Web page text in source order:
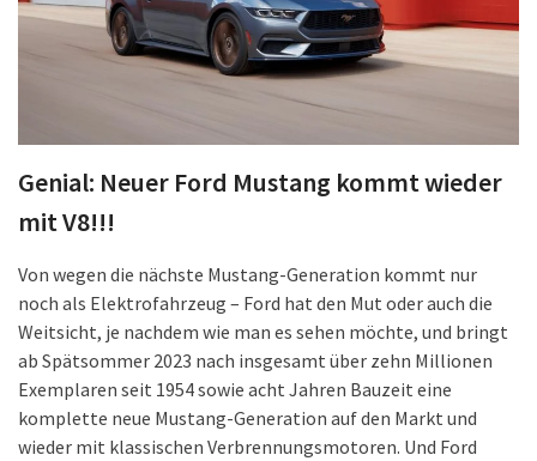
Genial: Neuer Ford Mustang kommt wieder
mit V8!!!
Von wegen die nächste Mustang-Generation kommt nur
noch als Elektrofahrzeug – Ford hat den Mut oder auch die
Weitsicht, je nachdem wie man es sehen möchte, und bringt
ab Spätsommer 2023 nach insgesamt über zehn Millionen
Exemplaren seit 1954 sowie acht Jahren Bauzeit eine
komplette neue Mustang-Generation auf den Markt und
wieder mit klassischen Verbrennungsmotoren. Und Ford